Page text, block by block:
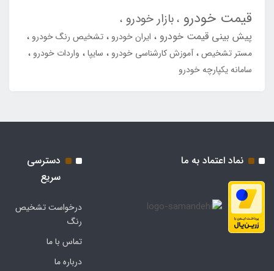
قیمت خودرو بازار خودرو
پیش بینی قیمت خودرو ایران خودرو
تشخیص رنگ خودرو
مستر تشخیص آموزش کارشناسی خودرو سایپا
واردات خودرو
سامانه یکپارچه خودرو
نماد اعتماد به ما
دسترسی
سریع
درخواست تشخیص
رنگ
تماس با ما
درباره ما